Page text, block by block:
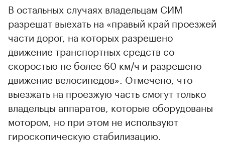
В остальных случаях владельцам СИМ
разрешат выехать на «правый край проезжей
части дорог, на которых разрешено
движение транспортных средств со
скоростью не более 60 км/ч и разрешено
движение велосипедов». Отмечено, что
выезжать на проезжую часть смогут только
владельцы аппаратов, которые оборудованы
мотором, но при этом не используют
гироскопическую стабилизацию.